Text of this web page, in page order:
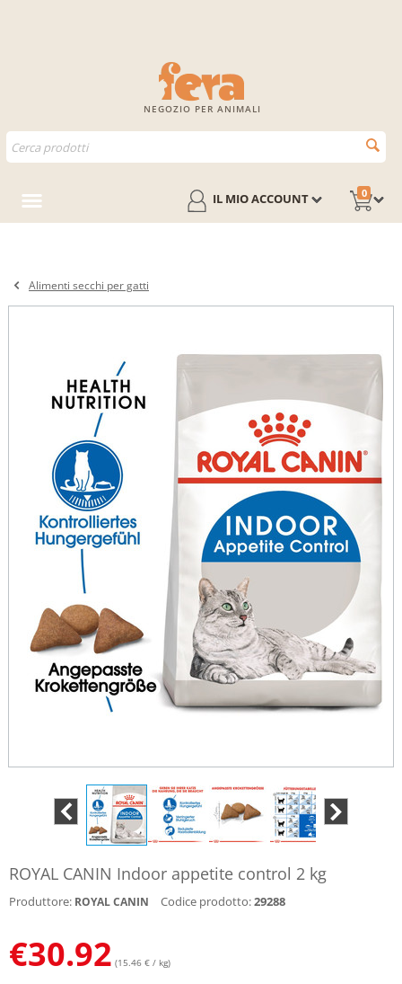
NEGOZIO PER ANIMALI
0
IL MIO ACCOUNT
Alimenti secchi per gatti
ROYAL CANIN Indoor appetite control 2 kg
Produttore: ROYAL CANIN Codice prodotto:29288
€30.92 (15.46 € / kg)